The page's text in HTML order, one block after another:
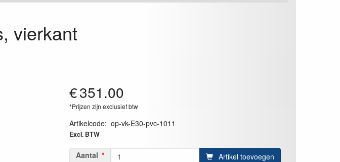
vierkant
€351.00
*Prijzen zijn exclusief btw
Artikelcode: op-vk-E30-pvc-1011
Excl. BTW
Aantal Artikel toevoegen